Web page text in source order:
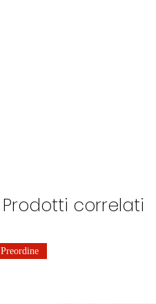
Prodotti correlati
Preordine